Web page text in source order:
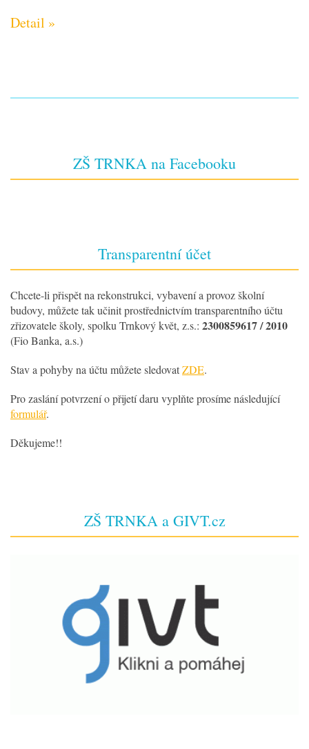
Detail »
ZŠ TRNKA na Facebooku
Transparentní účet
Chcete-li přispět na rekonstrukci, vybavení a provoz školní
budovy, můžete tak učinit prostřednictvím transparentního účtu
zřizovatele školy, spolku Trnkový květ, z.s.: 2300859617 / 2010
(Fio Banka, a.s.)
Stav a pohyby na účtu můžete sledovatZDE.
Pro zaslání potvrzení o přijetí daru vyplňte prosíme následující
formulář.
Děkujeme!!
ZŠ TRNKA a GIVT.cz